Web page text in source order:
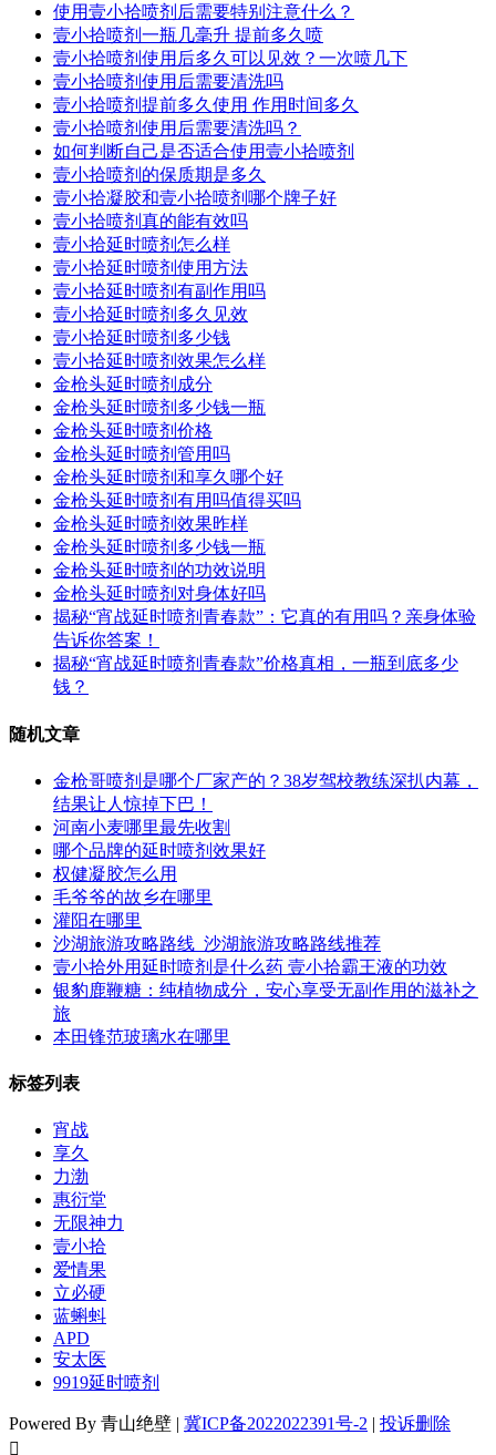
使用壹小拾喷剂后需要特别注意什么？
壹小拾喷剂一瓶几毫升 提前多久喷
壹小拾喷剂使用后多久可以见效？一次喷几下
壹小拾喷剂使用后需要清洗吗
壹小拾喷剂提前多久使用 作用时间多久
壹小拾喷剂使用后需要清洗吗？
如何判断自己是否适合使用壹小拾喷剂
壹小拾喷剂的保质期是多久
壹小拾凝胶和壹小拾喷剂哪个牌子好
壹小拾喷剂真的能有效吗
壹小拾延时喷剂怎么样
壹小拾延时喷剂使用方法
壹小拾延时喷剂有副作用吗
壹小拾延时喷剂多久见效
壹小拾延时喷剂多少钱
壹小拾延时喷剂效果怎么样
金枪头延时喷剂成分
金枪头延时喷剂多少钱一瓶
金枪头延时喷剂价格
金枪头延时喷剂管用吗
金枪头延时喷剂和享久哪个好
金枪头延时喷剂有用吗值得买吗
金枪头延时喷剂效果昨样
金枪头延时喷剂多少钱一瓶
金枪头延时喷剂的功效说明
金枪头延时喷剂对身体好吗
揭秘“宵战延时喷剂青春款”：它真的有用吗？亲身体验
告诉你答案！
揭秘“宵战延时喷剂青春款”价格真相，一瓶到底多少
钱？
随机文章
金枪哥喷剂是哪个厂家产的？38岁驾校教练深扒内幕，
结果让人惊掉下巴！
河南小麦哪里最先收割
哪个品牌的延时喷剂效果好
权健凝胶怎么用
毛爷爷的故乡在哪里
灌阳在哪里
沙湖旅游攻略路线_沙湖旅游攻略路线推荐
壹小拾外用延时喷剂是什么药 壹小拾霸王液的功效
银豹鹿鞭糖：纯植物成分，安心享受无副作用的滋补之
旅
本田锋范玻璃水在哪里
标签列表
宵战
享久
力渤
惠衍堂
无限神力
壹小拾
爱情果
立必硬
蓝蝌蚪
APD
安太医
9919延时喷剂
Powered By 青山绝壁 | 冀ICP备2022022391号-2 | 投诉删除
󦘖